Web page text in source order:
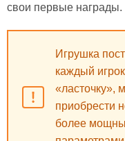
свои первые награды.
Игрушка
каждый
«ласточку»,
приобрести
более